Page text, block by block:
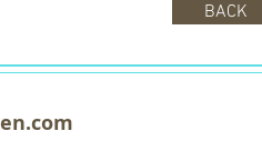
BACK